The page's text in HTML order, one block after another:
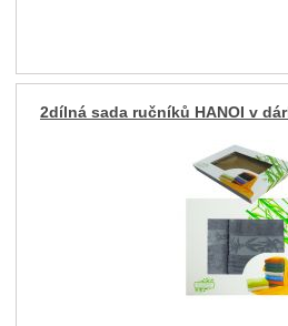
2dílná sada ručníků HANOI v